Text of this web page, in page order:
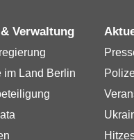
Verwaltung
im Land Berlin